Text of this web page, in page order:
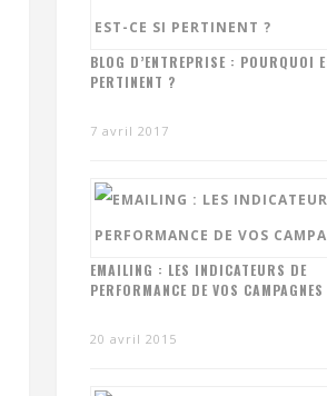
BLOG D’ENTREPRISE : POURQUOI
PERTINENT ?
7 avril 2017
EMAILING : LES INDICATEURS DE
PERFORMANCE DE VOS CAMPAGNES
20 avril 2015